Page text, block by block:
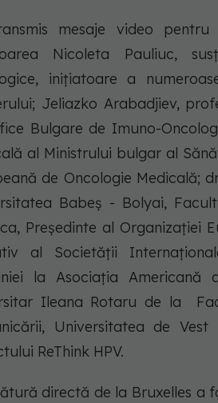
mesaje video pentru
Nicoleta Pauliuc,
inițiatoare a
Jeliazko Arabadjiev,
Bulgare de Imuno-
al Ministrului bulgar al
de Oncologie Medicală;
Babeș - Bolyai,
Preşedinte al Organizaţiei
al Societății
la Asociația Americană
Ileana Rotaru de la
Universitatea de
ReThink HPV.
directă de la Bruxelles a